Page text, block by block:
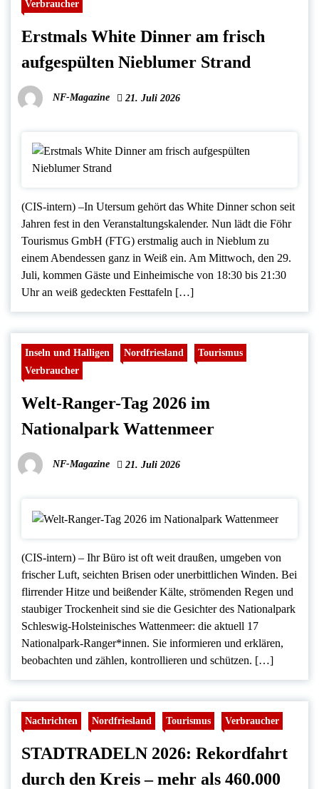
Verbraucher
Erstmals White Dinner am frisch
aufgespülten Nieblumer Strand
NF-Magazine 21. Juli 2026
(CIS-intern) –In Utersum gehört das White Dinner schon seit
Jahren fest in den Veranstaltungskalender. Nun lädt die Föhr
Tourismus GmbH (FTG) erstmalig auch in Nieblum zu
einem Abendessen ganz in Weiß ein. Am Mittwoch, den 29.
Juli, kommen Gäste und Einheimische von 18:30 bis 21:30
Uhr an weiß gedeckten Festtafeln […]
Inseln und Halligen Nordfriesland
Tourismus
Verbraucher
Welt-Ranger-Tag 2026 im
Nationalpark Wattenmeer
NF-Magazine 21. Juli 2026
(CIS-intern) – Ihr Büro ist oft weit draußen, umgeben von
frischer Luft, seichten Brisen oder unerbittlichen Winden. Bei
flirrender Hitze und beißender Kälte, strömenden Regen und
staubiger Trockenheit sind sie die Gesichter des Nationalpark
Schleswig-Holsteinisches Wattenmeer: die aktuell 17
Nationalpark-Ranger*innen. Sie informieren und erklären,
beobachten und zählen, kontrollieren und schützen. […]
Nachrichten Nordfriesland Tourismus Verbraucher
STADTRADELN 2026: Rekordfahrt
durch den Kreis – mehr als 460.000